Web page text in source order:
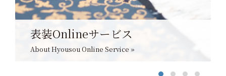
表装Onlineサービス
About Hyousou Online Service »